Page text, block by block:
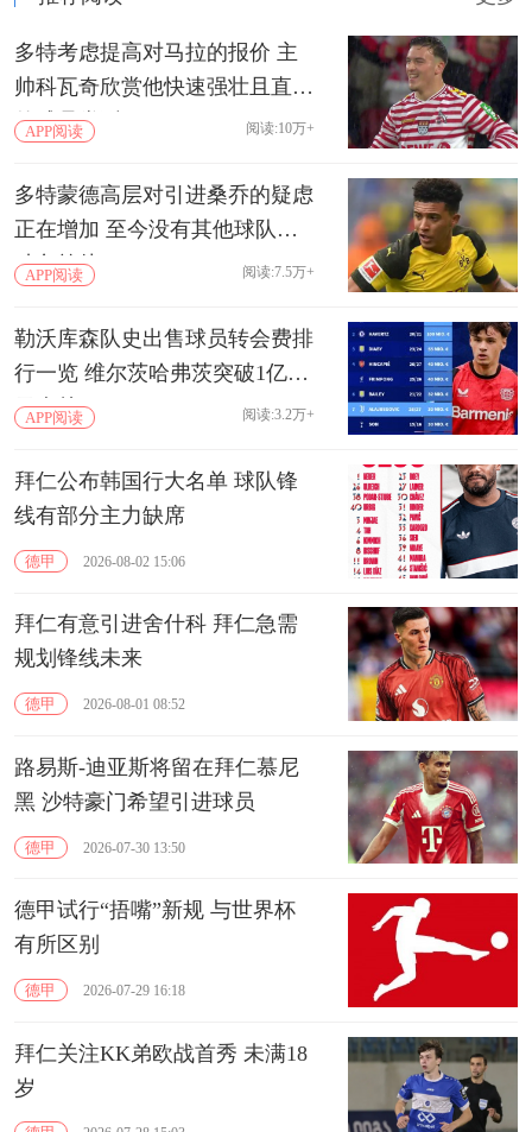
多特考虑提高对马拉的报价 主
帅科瓦奇欣赏他快速强壮且直接
的球员类型
APP阅读 阅读:10万+
多特蒙德高层对引进桑乔的疑虑
正在增加 至今没有其他球队推
动免签他
APP阅读 阅读:7.5万+
勒沃库森队史出售球员转会费排
行一览 维尔茨哈弗茨突破1亿欧
元大关
APP阅读 阅读:3.2万+
拜仁公布韩国行大名单 球队锋
线有部分主力缺席
德甲 2026-08-02 15:06
拜仁有意引进舍什科 拜仁急需
规划锋线未来
德甲 2026-08-01 08:52
路易斯-迪亚斯将留在拜仁慕尼
黑 沙特豪门希望引进球员
德甲 2026-07-30 13:50
德甲试行“捂嘴”新规 与世界杯
有所区别
德甲 2026-07-29 16:18
拜仁关注KK弟欧战首秀 未满18
岁